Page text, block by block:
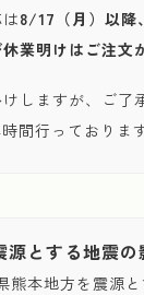
8/17（月）以降
業明けはご注文
しますが、ご了
間行っております
とする地震
熊本地方を震源